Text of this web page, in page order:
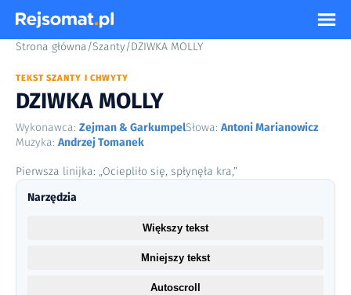
Strona główna/Szanty/DZIWKA MOLLY
TEKST SZANTY I CHWYTY
DZIWKA MOLLY
Wykonawca: Zejman & GarkumpelSłowa: Antoni Marianowicz
Muzyka: Andrzej Tomanek
Pierwsza linijka: „Ociepliło się, spłynęła kra,”
Narzędzia
Większy tekst
Mniejszy tekst
Autoscroll